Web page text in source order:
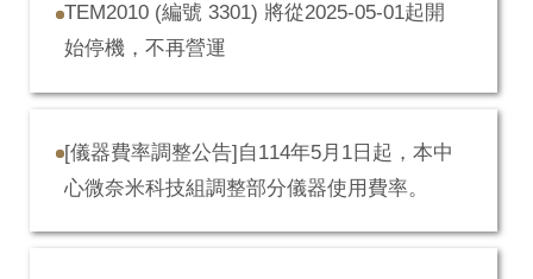
TEM2010 (編號 3301) 將從2025-05-01起開
始停機，不再營運
[儀器費率調整公告]自114年5月1日起，本中
心微奈米科技組調整部分儀器使用費率。